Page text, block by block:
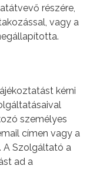
részére,
vagy a
kérni
személyes
címen vagy a
A Szolgáltató a
ad a